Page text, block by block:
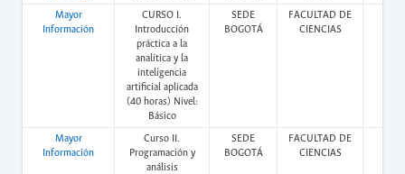
Mayor
Información
CURSO I.
Introducción
práctica a la
analítica y la
inteligencia
artificial aplicada
(40 horas) Nivel:
Básico
SEDE
BOGOTÁ
FACULTAD DE
CIENCIAS
Mayor
Información
Curso II.
Programación y
análisis
SEDE
BOGOTÁ
FACULTAD DE
CIENCIAS